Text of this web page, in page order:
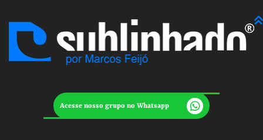
Acesse nosso grupo no Whatsapp